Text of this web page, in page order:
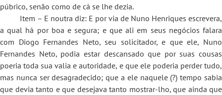
púbrico, senão como de cá se lhe dezia.
Item – E noutra diz: E por via de Nuno Henriques escrevera,
a qual há por boa e segura; e que ali em seus negócios falara
com Diogo Fernandes Neto, seu solicitador, e que ele, Nuno
Fernandes Neto, podia estar descansado que por suas cousas
poeria toda sua valia e autoridade, e que ele poderia perder tudo,
mas nunca ser desagradecido; que a ele naquele (?) tempo sabia
que devia tanto e que desejava tanto mostrar-lho, que ainda que